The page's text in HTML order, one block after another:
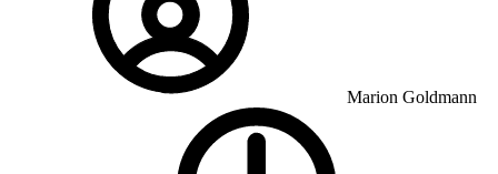
Marion Goldmann